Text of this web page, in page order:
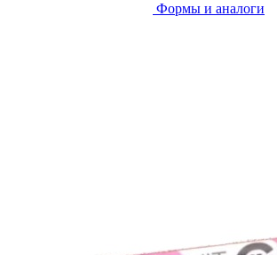
Формы и аналоги